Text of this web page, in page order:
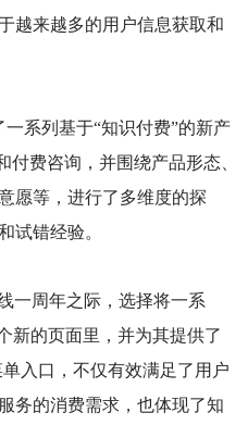
越来越多的用户信息获取和
系列基于“知识付费”的新产
费咨询，并围绕产品形态、
愿等，进行了多维度的探
试错经验。
一周年之际，选择将一系
新的页面里，并为其提供了
入口，不仅有效满足了用户
务的消费需求，也体现了知